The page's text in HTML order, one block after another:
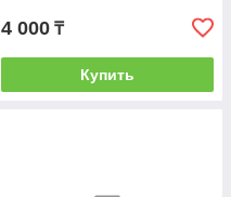
4 000 ₸
Купить